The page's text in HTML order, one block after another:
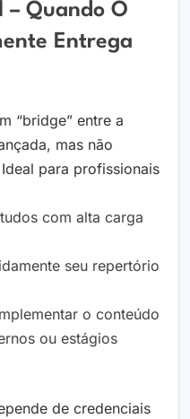
– Quando O
Entrega
“bridge” entre a
mas não
para profissionais
com alta carga
seu repertório
o conteúdo
ou estágios
de credenciais